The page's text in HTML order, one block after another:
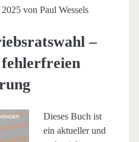
von Paul Wessels
–
Dieses Buch ist
ein aktueller und